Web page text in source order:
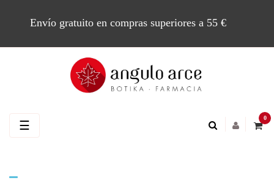
Envío gratuito en compras superiores a 55 €
0
Navegación
☰